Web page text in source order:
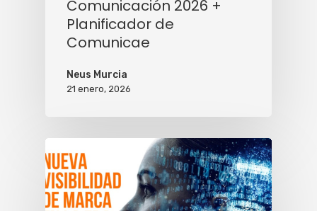
Comunicación 2026 +
Planificador de
Comunicae
Neus Murcia
21 enero, 2026